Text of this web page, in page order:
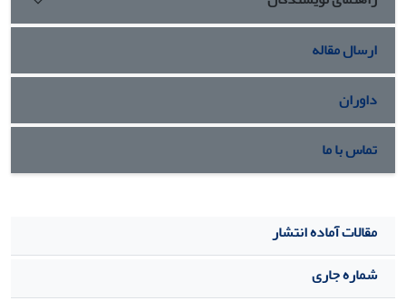
ارسال مقاله
داوران
تماس با ما
مقالات آماده انتشار
شماره جاری